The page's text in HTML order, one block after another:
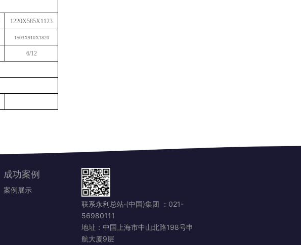
1220X585X1123
1503X910X1820
6/12
成功案例
案例展示
联系永利总站·(中国)集团 ： 021-
56980111
地址：中国上海市中山北路198号申
航大厦9层